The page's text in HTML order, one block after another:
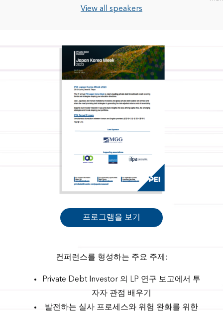
View all speakers
프로그램을 보기
컨퍼런스를 형성하는 주요 주제:
Private Debt Investor 의 LP 연구 보고에서 투
자자 관점 배우기
발전하는 실사 프로세스와 위험 완화를 위한